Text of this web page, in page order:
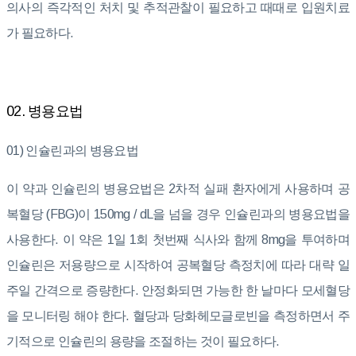
의사의 즉각적인 처치 및 추적관찰이 필요하고 때때로 입원치료
가 필요하다.
02. 병용요법
01) 인슐린과의 병용요법
이 약과 인슐린의 병용요법은 2차적 실패 환자에게 사용하며 공
복혈당 (FBG)이 150mg / dL을 넘을 경우 인슐린과의 병용요법을
사용한다. 이 약은 1일 1회 첫번째 식사와 함께 8mg을 투여하며
인슐린은 저용량으로 시작하여 공복혈당 측정치에 따라 대략 일
주일 간격으로 증량한다. 안정화되면 가능한 한 날마다 모세혈당
을 모니터링 해야 한다. 혈당과 당화헤모글로빈을 측정하면서 주
기적으로 인슐린의 용량을 조절하는 것이 필요하다.